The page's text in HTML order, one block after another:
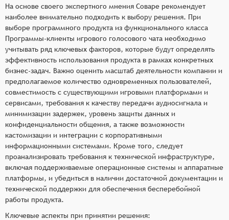
На основе своего экспертного мнения Соваре рекомендует
наиболее внимательно подходить к выбору решения. При
выборе программного продукта из функционального класса
Программы-клиенты игрового голосового чата необходимо
учитывать ряд ключевых факторов, которые будут определять
эффективность использования продукта в рамках конкретных
бизнес-задач. Важно оценить масштаб деятельности компании и
предполагаемое количество одновременных пользователей,
совместимость с существующими игровыми платформами и
сервисами, требования к качеству передачи аудиосигнала и
минимизации задержек, уровень защиты данных и
конфиденциальности общения, а также возможности
кастомизации и интеграции с корпоративными
информационными системами. Кроме того, следует
проанализировать требования к технической инфраструктуре,
включая поддерживаемые операционные системы и аппаратные
платформы, и убедиться в наличии достаточной документации и
технической поддержки для обеспечения бесперебойной
работы продукта.
Ключевые аспекты при принятии решения: